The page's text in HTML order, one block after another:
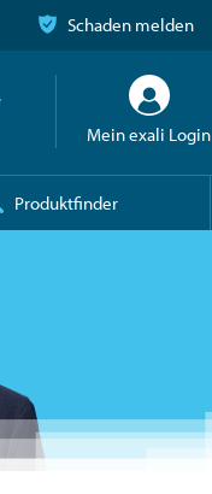
Schaden melden
Mein exali Login
Produktfinder